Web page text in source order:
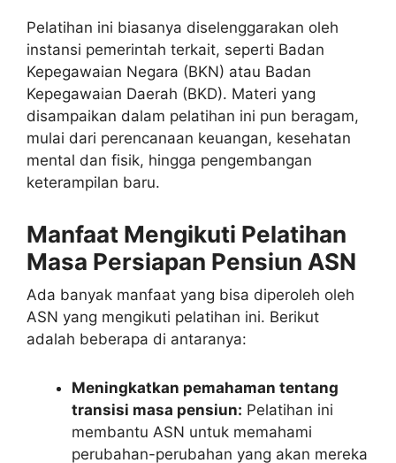
Pelatihan ini biasanya diselenggarakan oleh
instansi pemerintah terkait, seperti Badan
Kepegawaian Negara (BKN) atau Badan
Kepegawaian Daerah (BKD). Materi yang
disampaikan dalam pelatihan ini pun beragam,
mulai dari perencanaan keuangan, kesehatan
mental dan fisik, hingga pengembangan
keterampilan baru.
Manfaat Mengikuti Pelatihan
Masa Persiapan Pensiun ASN
Ada banyak manfaat yang bisa diperoleh oleh
ASN yang mengikuti pelatihan ini. Berikut
adalah beberapa di antaranya:
Meningkatkan pemahaman tentang
transisi masa pensiun: Pelatihan ini
membantu ASN untuk memahami
perubahan-perubahan yang akan mereka